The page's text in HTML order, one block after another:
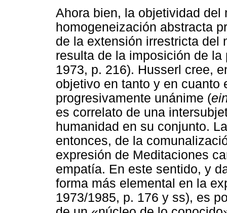
Ahora bien, la objetividad del
homogeneización abstracta
de la extensión irrestricta del
resulta de la imposición de
1973, p. 216). Husserl cree,
objetivo en tanto y en cuanto
progresivamente unánime (
es correlato de una
humanidad en su conjunto.
entonces, de la
expresión de Meditaciones
empatía. En este sentido, y
forma más elemental en la
1973/1985, p. 176 y ss), es